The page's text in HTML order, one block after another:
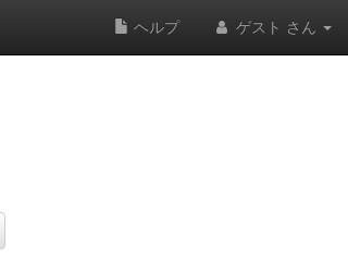
ヘルプ ゲスト さん